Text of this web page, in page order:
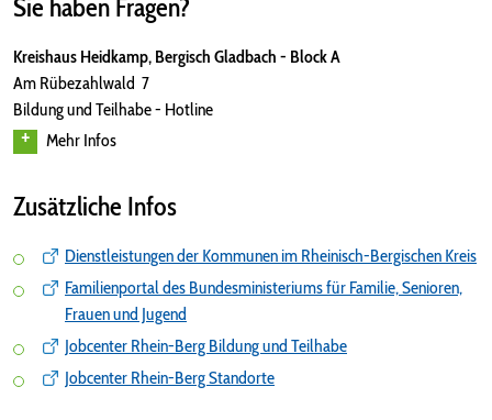
Sie haben Fragen?
Kreishaus Heidkamp, Bergisch Gladbach - Block A
Am Rübezahlwald 7
Bildung und Teilhabe - Hotline
Mehr Infos
Zusätzliche Infos
Dienstleistungen der Kommunen im Rheinisch-Bergischen Kreis
Familienportal des Bundesministeriums für Familie, Senioren,
Frauen und Jugend
Jobcenter Rhein-Berg Bildung und Teilhabe
Jobcenter Rhein-Berg Standorte